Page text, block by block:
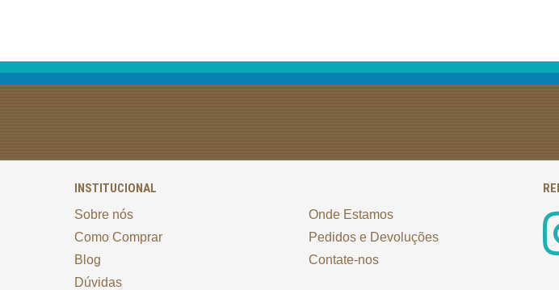
INSTITUCIONAL
Sobre nós
Como Comprar
Blog
Dúvidas
Onde Estamos
Pedidos e Devoluções
Contate-nos